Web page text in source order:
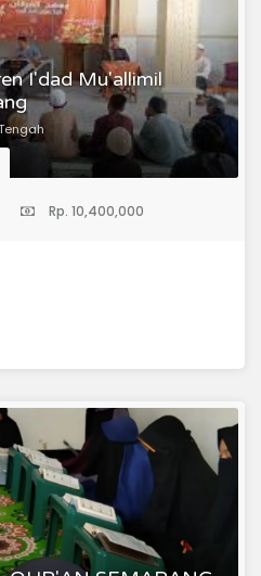
I'dad Mu'allimil
Rp. 10,400,000